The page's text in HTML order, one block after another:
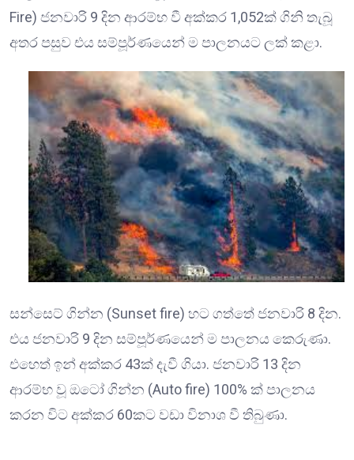
Fire) ජනවාරි 9 දින ආරම්භ වී අක්කර 1,052ක් ගිනි තැබූ
අතර පසුව එය සම්පූර්ණයෙන් ම පාලනයට ලක් කළා.
සන්සෙට් ගින්න (Sunset fire) හට ගත්තේ ජනවාරි 8 දින.
එය ජනවාරි 9 දින සම්පූර්ණයෙන් ම පාලනය කෙරුණා.
එහෙත් ඉන් අක්කර 43ක් දැවී ගියා. ජනවාරි 13 දින
ආරම්භ වූ ඔටෝ ගින්න (Auto fire) 100% ක් පාලනය
කරන විට අක්කර 60කට වඩා විනාශ වී තිබුණා.